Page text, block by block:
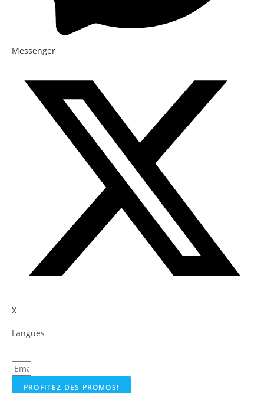
Messenger
X
Langues
PROFITEZ DES PROMOS!